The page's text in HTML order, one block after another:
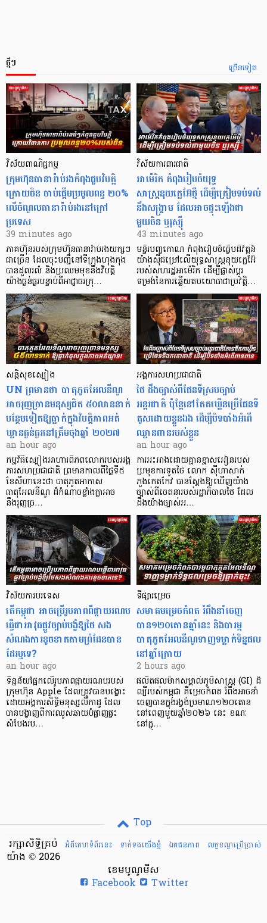
ច្រើនទៀត
ថ្មីៗ
វិស័យពាណិជ្ជកម្ម
ក្រុមហ៊ុនធានារ៉ាប់រងកំពុងជួបវិបត្តិ
ក្រោយចិន ចាប់ផ្តើមប្រមូលពន្ធ ២០%
លើចំណូលធានារ៉ាប់រងនៅក្រៅ
ប្រទេស
39 minutes ago
ភាគហ៊ុនរបស់ក្រុមហ៊ុនធានារ៉ាប់រងយក្សៗ
ជាច្រើន ដែលចុះបញ្ជីនៅទីក្រុងហុងកុង
បានដួលរលំ និងប្រឈមមុខនឹងវិបត្តិ
យ៉ាងធ្ងន់ធ្ងរបន្ទាប់ពីអាជ្ញាធរក្រុ…
វិស័យការពារជាតិ
អាម៉េរិក កំពុងរៀបចំយុទ្ធ
សាស្ត្រនុយក្លេអ៊ែថ្មី ដើម្បីត្រៀមទប់ទល់
នឹងសង្គ្រាម ដែលអាចផ្ទុះឡើងជា
មួយចិន ឬរុស្ស៊ី
43 minutes ago
មន្ទីរបញ្ចកោណ កំពុងរៀបចំធ្វើបដិវត្តន៍
យ៉ាងស៊ីជម្រៅលើយុទ្ធសាស្ត្រនុយក្លេអ៊ែ
របស់សហរដ្ឋអាម៉េរិក ដើម្បីផ្លាស់ប្តូរ
ទម្រង់នៃការឆ្លើយតបយោធាជាប្រវត្តិ…
សន្តិសុខស្បៀង
UN ព្រមានថា បាតុភូតអែលនីណូ
អាចរុញច្រានមនុស្សជិត ៥០លាននាក់
បន្ថែមទៀតឱ្យធ្លាក់ក្នុងវិបត្តិ​ភាពអត់
ឃ្លានធ្ងន់ធ្ងរនៅត្រឹមចុងឆ្នាំ ២០២៧
an hour ago
កម្មវិធីស្បៀងអាហារពិភពលោករបស់អង្គ
ការសហប្រជាជាតិ ព្រមាន​កាលពីថ្ងៃទី៥
ខែសីហានេះថា បាតុភូតអាកាស
ធាតុអែលនីណូ ដ៏កំណាចខ្លាំងក្លាអាច
នឹងរុញច្រ…
អង្គការសហប្រជាជាតិ
ថៃ ដឹងច្បាស់ពីផែនទីស្របច្បាប់
អន្តរជាតិ ប៉ុន្តែនៅតែគឃ្លើនប្រើផែនទី
គូសដោយខ្លួនឯង ដើម្បីបិទបាំងអំពើ
ឈ្លានពានរបស់ខ្លួន
an hour ago
ការអះអាងដោយគ្មានខ្មាសអៀនរបស់
ប្រមុខការទូតថៃ លោក ស៊ីហាសាក់
ភួងកេតកែវ បានស្តែងឱ្យឃើញយ៉ាង
ច្បាស់ពីចេតនារបស់រដ្ឋាភិបាលថៃ ដែល
ដឹងយ៉ាងច្បាស់អ…
វិស័យការបរទេស
តើកម្ពុជា អាចប្រើរូបភាពពីផ្កាយរណប
ធ្វើជាអាវុធផ្លូវច្បាប់បង្ខំឱ្យថៃ សង
សំណងការខូចខាតតាមព្រំដែនបាន
ដែរឬទេ?​
an hour ago
ទិន្នន័យផ្អែកលើរូបភាពផ្កាយរណបរបស់
ក្រុមហ៊ុន Apple ដែលត្រូវបានបង្ហោះ
ដោយអង្គការសិទ្ធិមនុស្សលីកាដូ ដែល
បានបង្ហាញពីការឈូសឆាយបំផ្លាញផ្ទះ
សំបែងរប…
ទីផ្សារម្រេច
សមាគមម្រេចកំពត រំពឹងនាំចេញ
បាន១២០តោនឆ្នាំនេះ និងបារម្ភ
បាតុភូតអែលនីណូទាញទម្លាក់ទិន្នផល
នៅឆ្នាំក្រោយ
2 hours ago
ផលិតផលម៉ាកសម្គាល់ភូមិសាស្ត្រ (GI) ដ៏
ល្បីរបស់កម្ពុជា គឺម្រេចកំពត រំពឹងអាចនាំ
ចេញបានក្នុងរង្វង់ប្រមាណ១២០តោន
នៅពេញមួយឆ្នាំ២០២៦ នេះ ខណៈ
នៅក្នុ…
Top
អំពីគេហទំព័រនេះ
ទាក់ទងយើងខ្ញំ ឯកជនភាព លក្ខខណ្ឌ​ប្រើ​ប្រាស់
រក្សាសិទ្ធិគ្រប់
យ៉ាង © 2026
ខេមបូណូមីស
Facebook
Twitter